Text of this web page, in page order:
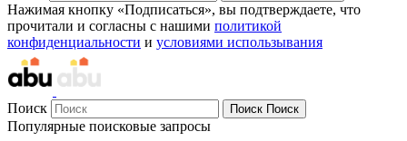
Нажимая кнопку «Подписаться», вы подтверждаете, что
прочитали и согласны с нашими политикой
конфиденциальности и условиями использывания
Поиск Поиск Поиск
Популярные поисковые запросы